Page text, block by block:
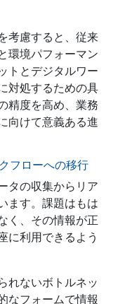
考慮すると、従来
環境パフォーマン
トとデジタルワー
対処するための具
精度を高め、業務
向けて意義ある進
フローへの移行
タの収集からリア
ます。課題はもは
く、その情報が正
に利用できるよう
れないボトルネッ
なフォームで情報